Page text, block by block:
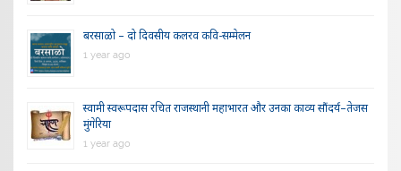
बरसाळो – दो दिवसीय कलरव कवि-सम्मेलन
1 year ago
स्वामी स्वरूपदास रचित राजस्थानी महाभारत और उनका काव्य सौंदर्य–तेजस
मुंगेरिया
1 year ago